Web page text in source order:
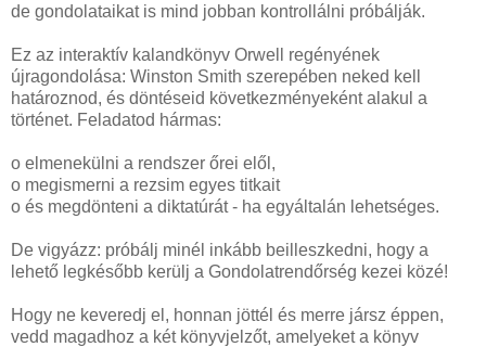
de gondolataikat is mind jobban kontrollálni próbálják.
Ez az interaktív kalandkönyv Orwell regényének
újragondolása: Winston Smith szerepében neked kell
határoznod, és döntéseid következményeként alakul a
történet. Feladatod hármas:
o elmenekülni a rendszer őrei elől,
o megismerni a rezsim egyes titkait
o és megdönteni a diktatúrát - ha egyáltalán lehetséges.
De vigyázz: próbálj minél inkább beilleszkedni, hogy a
lehető legkésőbb kerülj a Gondolatrendőrség kezei közé!
Hogy ne keveredj el, honnan jöttél és merre jársz éppen,
vedd magadhoz a két könyvjelzőt, amelyeket a könyv